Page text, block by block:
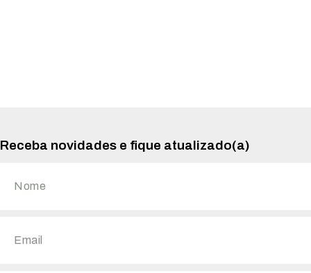
Receba novidades e fique atualizado(a)